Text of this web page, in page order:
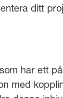
ditt
har ett
med